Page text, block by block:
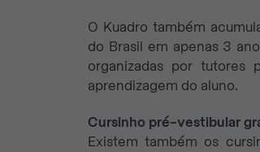
O Kuadro também
do Brasil em apenas 3
organizadas por tutores
aprendizagem do aluno.
Cursinho pré-vestibular
Existem também os